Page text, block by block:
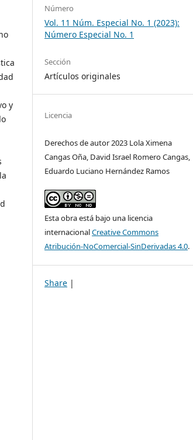
y
Número
Vol. 11 Núm. Especial No. 1 (2023):
Número Especial No. 1
Sección
Artículos originales
Licencia
Derechos de autor 2023 Lola Ximena
Cangas Oña, David Israel Romero Cangas,
Eduardo Luciano Hernández Ramos
Esta obra está bajo una licencia
internacionalCreative Commons
Atribución-NoComercial-SinDerivadas 4.0.
Share |